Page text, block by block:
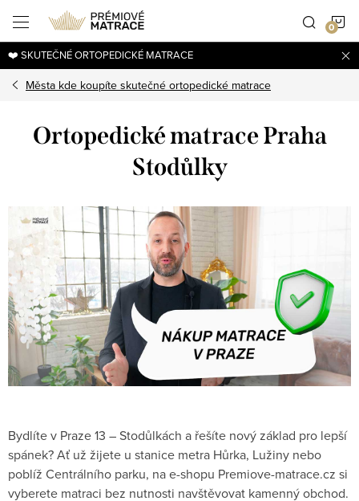
obsah
❤️ SKUTEČNÉ ORTOPEDICKÉ MATRACE
Města kde koupíte skutečné ortopedické matrace
Ortopedické matrace Praha
Stodůlky
Bydlíte v Praze 13 – Stodůlkách a řešíte nový základ pro lepší
spánek? Ať už žijete u stanice metra Hůrka, Lužiny nebo
poblíž Centrálního parku, na e-shopu Premiove-matrace.cz si
vyberete matraci bez nutnosti navštěvovat kamenný obchod.